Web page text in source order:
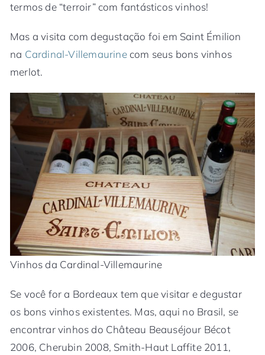
termos de “terroir” com fantásticos vinhos!
Mas a visita com degustação foi em Saint Émilion
na Cardinal-Villemaurinecom seus bons vinhos
merlot.
Vinhos da Cardinal-Villemaurine
Se você for a Bordeaux tem que visitar e degustar
os bons vinhos existentes. Mas, aqui no Brasil, se
encontrar vinhos do Château Beauséjour Bécot
2006, Cherubin 2008, Smith-Haut Laffite 2011,